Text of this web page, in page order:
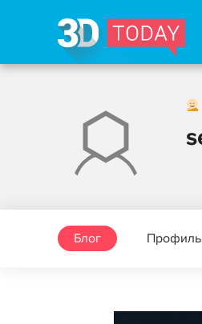
Блог Профиль